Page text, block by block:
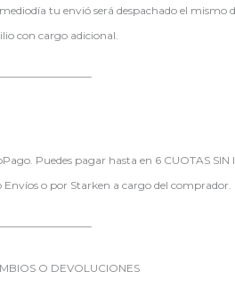
tu envió será despachado el mismo
con cargo adicional.
Puedes pagar hasta en 6 CUOTAS
Envíos o por Starken a cargo del comprador.
O DEVOLUCIONES